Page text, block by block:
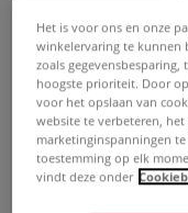
Het is voor ons en onze
winkelervaring te kunnen
zoals
hoogste prioriteit. Door
voor het opslaan van
website te verbeteren,
marketinginspanningen
toestemming op elk
vindt deze onder